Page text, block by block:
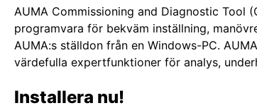
AUMA Commissioning and Diagnostic Tool
programvara för bekväm inställning,
AUMA:s ställdon från en Windows-PC.
värdefulla expertfunktioner för analys,
Installera nu!